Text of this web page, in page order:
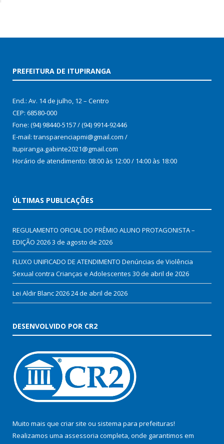
PREFEITURA DE ITUPIRANGA
End.: Av. 14 de julho, 12 – Centro
CEP: 68580-000
Fone: (94) 98440-5157 / (94) 9914-92446
E-mail: transparenciapmi@gmail.com /
Itupiranga.gabinte2021@gmail.com
Horário de atendimento: 08:00 às 12:00 / 14:00 às 18:00
ÚLTIMAS PUBLICAÇÕES
REGULAMENTO OFICIAL DO PRÊMIO ALUNO PROTAGONISTA –
EDIÇÃO 20263 de agosto de 2026
FLUXO UNIFICADO DE ATENDIMENTO Denúncias de Violência
Sexual contra Crianças e Adolescentes 30 de abril de 2026
Lei Aldir Blanc 202624 de abril de 2026
DESENVOLVIDO POR CR2
Muito mais que criar site ou sistema para prefeituras!
Realizamos uma assessoria completa, onde garantimos em